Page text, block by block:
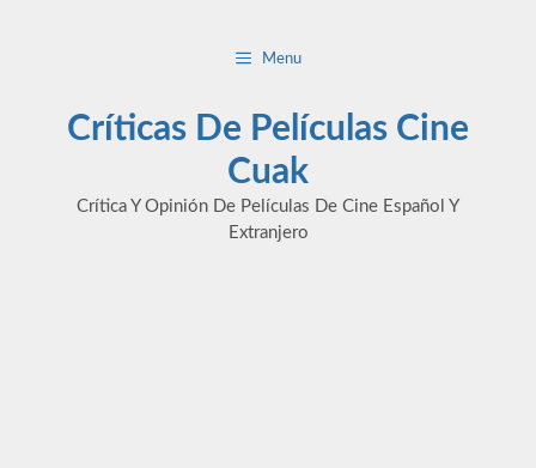
Menu
Críticas De Películas Cine
Cuak
Crítica Y Opinión De Películas De Cine Español Y
Extranjero